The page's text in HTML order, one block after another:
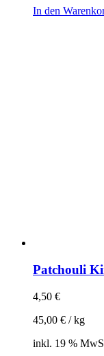
In den
Patchouli
4,50 €
45,00 € /kg
inkl. 19 %